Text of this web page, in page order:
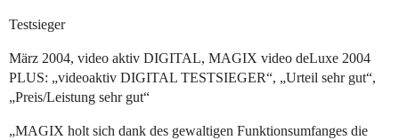
Testsieger
März 2004, video aktiv DIGITAL, MAGIX video deLuxe 2004
PLUS: „videoaktiv DIGITAL TESTSIEGER“, „Urteil sehr gut“,
„Preis/Leistung sehr gut“
„MAGIX holt sich dank des gewaltigen Funktionsumfanges die